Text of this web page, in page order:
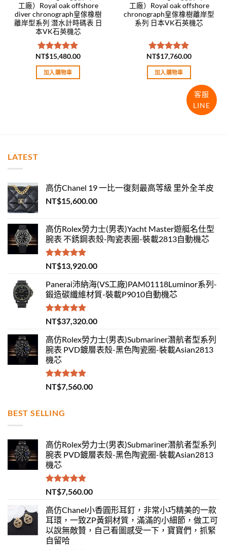
工廠）Royal oak offshore
diver chronograph皇傢橡樹
離岸型系列 潛水計時碼表 日
本VK石英機芯
評分5.00
滿分 5
NT$15,480.00
加入購物車
工廠）Royal oak offshore
chronograph皇傢橡樹離岸型
系列 日本VK石英機芯
評分5.00
滿分 5
NT$17,760.00
加入購物車
LATEST
高仿Chanel 19 一比一復刻最高等級 里外全羊皮
NT$15,600.00
高仿Rolex勞力士(男表)Yacht Master遊艇名仕型
腕表 不銹鋼表殼-陶瓷表圈-裝載2813自動機芯
評分5.00
滿分 5
NT$13,920.00
Panerai沛納海(VS工廠)PAM01118Luminor系列-
鍛造碳纖維材質-裝載P9010自動機芯
評分5.00
滿分 5
NT$37,320.00
高仿Rolex勞力士(男表)Submariner潛航者型系列
腕表 PVD鍍層表殼-黑色陶瓷圈-裝載Asian2813
機芯
評分 5.00
滿分 5
NT$7,560.00
BEST SELLING
高仿Rolex勞力士(男表)Submariner潛航者型系列
腕表 PVD鍍層表殼-黑色陶瓷圈-裝載Asian2813
機芯
評分 5.00
滿分 5
NT$7,560.00
高仿Chanel小香圓形耳釘，非常小巧精美的一款
耳環，一致ZP黃銅材質，滿滿的小細節，做工可
以說無敵贊，自己看圖感受一下，寶寶們，抓緊
自留哈
客服
LINE